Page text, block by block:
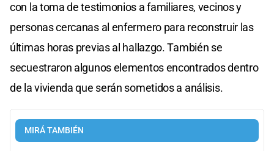
con la toma de testimonios a familiares, vecinos y
personas cercanas al enfermero para reconstruir las
últimas horas previas al hallazgo. También se
secuestraron algunos elementos encontrados dentro
de la vivienda que serán sometidos a análisis.
MIRÁ TAMBIÉN